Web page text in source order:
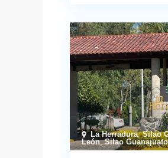
La Herradura,Silao
León,Silao Guanajuato